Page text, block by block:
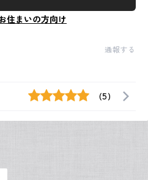
住まいの方向け
通報する
(5)